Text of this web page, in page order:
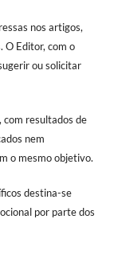
nos artigos,
O Editor, com o
ou solicitar
com resultados de
nem
o mesmo objetivo.
destina-se
por parte dos